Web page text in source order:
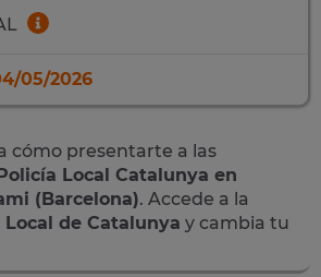
05/2026
cómo presentarte a las
Local Catalunya en
(Barcelona). Accede a la
Local de Catalunya y cambia tu